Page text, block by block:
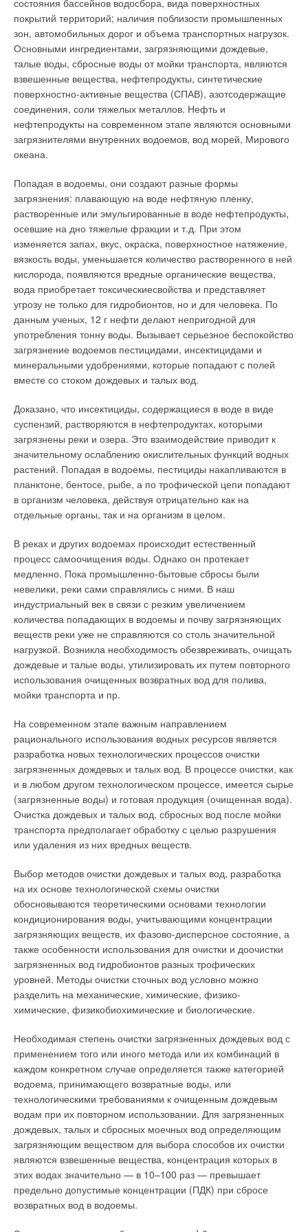
состояния бассейнов водосбора, вида поверхностных
покрытий территорий; наличия поблизости промышленных
зон, автомобильных дорог и объема транспортных нагрузок.
Основными ингредиентами, загрязняющими дождевые,
талые воды, сбросные воды от мойки транспорта, являются
взвешенные вещества, нефтепродукты, синтетические
поверхностно-активные вещества (СПАВ), азотсодержащие
соединения, соли тяжелых металлов. Нефть и
нефтепродукты на современном этапе являются основными
загрязнителями внутренних водоемов, вод морей, Мирового
океана.
Попадая в водоемы, они создают разные формы
загрязнения: плавающую на воде нефтяную пленку,
растворенные или эмульгированные в воде нефтепродукты,
осевшие на дно тяжелые фракции и т.д. При этом
изменяется запах, вкус, окраска, поверхностное натяжение,
вязкость воды, уменьшается количество растворенного в ней
кислорода, появляются вредные органические вещества,
вода приобретает токсическиесвойства и представляет
угрозу не только для гидробионтов, но и для человека. По
данным ученых, 12 г нефти делают непригодной для
употребления тонну воды. Вызывает серьезное беспокойство
загрязнение водоемов пестицидами, инсектицидами и
минеральными удобрениями, которые попадают с полей
вместе со стоком дождевых и талых вод.
Доказано, что инсектициды, содержащиеся в воде в виде
суспензий, растворяются в нефтепродуктах, которыми
загрязнены реки и озера. Это взаимодействие приводит к
значительному ослаблению окислительных функций водных
растений. Попадая в водоемы, пестициды накапливаются в
планктоне, бентосе, рыбе, а по трофической цепи попадают
в организм человека, действуя отрицательно как на
отдельные органы, так и на организм в целом.
В реках и других водоемах происходит естественный
процесс самоочищения воды. Однако он протекает
медленно. Пока промышленно-бытовые сбросы были
невелики, реки сами справлялись с ними. В наш
индустриальный век в связи с резким увеличением
количества попадающих в водоемы и почву загрязняющих
веществ реки уже не справляются со столь значительной
нагрузкой. Возникла необходимость обезвреживать, очищать
дождевые и талые воды, утилизировать их путем повторного
использования очищенных возвратных вод для полива,
мойки транспорта и пр.
На современном этапе важным направлением
рационального использования водных ресурсов является
разработка новых технологических процессов очистки
загрязненных дождевых и талых вод. В процессе очистки, как
и в любом другом технологическом процессе, имеется сырье
(загрязненные воды) и готовая продукция (очищенная вода).
Очистка дождевых и талых вод, сбросных вод после мойки
транспорта предполагает обработку с целью разрушения
или удаления из них вредных веществ.
Выбор методов очистки дождевых и талых вод, разработка
на их основе технологической схемы очистки
обосновываются теоретическими основами технологии
кондиционирования воды, учитывающими концентрации
загрязняющих веществ, их фазово-дисперсное состояние, а
также особенности использования для очистки и доочистки
загрязненных вод гидробионтов разных трофических
уровней. Методы очистки сточных вод условно можно
разделить на механические, химические, физико-
химические, физикобиохимические и биологические.
Необходимая степень очистки загрязненных дождевых вод с
применением того или иного метода или их комбинаций в
каждом конкретном случае определяется также категорией
водоема, принимающего возвратные воды, или
технологическими требованиями к очищенным дождевым
водам при их повторном использовании. Для загрязненных
дождевых, талых и сбросных моечных вод определяющим
загрязняющим веществом для выбора способов их очистки
являются взвешенные вещества, концентрация которых в
этих водах значительно — в 10–100 раз — превышает
предельно допустимые концентрации (ПДК) при сбросе
возвратных вод в водоемы.
сезона, холодом или теплом. Значительная часть работ по
климатизации АТЦ «Москва» выполнена компанией
«Аэропроф», которая предложила внедрение
энергоэффективной и долговечной системы
кондиционирования воздуха общей
холодопроизводительностью около 7 МВт.
В основе технического решения была использована
традиционная для торговых центров схема «чиллер–
центральный кондиционер–фанкойлы».
Миллион кубометров свежего воздуха
При расчете объемов подачи свежего воздуха в торговые
помещения АТЦ проектировщикам компании « Аэропроф
пришлось учитывать множество специфических
особенностей объекта. Значительную площадь торгового
центра занимают автомобили и автоаксессуары, при
продаже которых необходимо соблюдать ряд требований:
автомобили, прошедшие предпродажную подготовку,
подаются на этажи в торговые залы с помощью грузовых
лифтов, бензин из бензобаков автомобилей сливается,
транспортировка техники по этажам производится грузовыми
тележками.
Приточно-вытяжная система АТЦ «Москва» обеспечивают
подачу в торговые помещения, расположенные в главном
здании и в здании автостоянки, 20 м3/ч свежего воздуха на
человека, а в офисные помещения — около 60 м3/ч на
человека. Общая производительность приточно-вытяжных
установок составляет более миллиона кубических метров
воздуха в час. В системе вентиляции и кондиционирования
АТЦ «Москва» используются современные центральные
кондиционеры (приточно-вытяжные установки) фирмы
CARRIER (США).
Они размещены в вентиляционных камерах на крыше
здания автостоянки и связаны с обслуживаемыми
помещениями автогипермаркета посредством сетей
приточных и вытяжных воздуховодов. Построенная на базе
центральных кондиционеров приточно-вытяжная система с
небывалой для сооружений такого типа мощностью
характеризуется также гарантированной надежностью и
энергоэффективностью.
В зимний период воздух нагревается в калориферах
центральных кондиционеров, которые могут работать как в
режиме полной или частичной рециркуляции, так и в
стопроцентном прямоточном режиме, и рассчитаны на
компенсацию тепловыхпотерь помещений АТЦ в холодный
период года. Чтобы снизить энергопотребление,
центральные кондиционеры оборудованы рекуператорами
теплоты с промежуточным гликолевым контуром, которые
позволяют регенерировать до 40 % тепла, сбрасываемого в
окружающую среду с потоками вытяжного воздуха.
В каждой из установленных на объекте систем рекуперации
использованы два теплообменника: на вытяжке и притоке,
объединенные с помощью трубопроводов, циркуляционного
насоса и расширительного бака в единый контур,
заполненный этиленгликолем. В теплый период года
приточный воздух охлаждается в воздухоохладителях
центральных кондиционеров, которые укомплектованы
высокоэффективными фильтрами (G7), клапанами,
смесительными камерами, секциями для обслуживания и
другими элементами.
Благодаря двухэтажной компоновке центральных
кондиционеров CARRIER удалось разместить венткамеры на
относительно небольших площадях. Толщина панелей
корпусов центральных кондиционеров — 60 мм (а
нестандартных — 40–50 мм), что позволяет сократить
потери тепла и снизить уровень шума. Для увеличения
ресурса кондиционеров крепежные элементы фильтров,
теплообменных устройств выполнены из нержавеющей
стали.
Включение вентиляторов центральных кондиционеров
осуществляется только с помощью системы мягкого пуска,
что, по экспертным оценкам, увеличивает ресурс
электродвигателей на 50–100 %. Акустический комфорт для
покупателей АТЦ «Москва» гарантируют секции
расчетов может достигать 100% и более, поскольку условия
расчетов предполагают идеальное состояние трубопроводов
теплосетей. В утвержденных методиках расчета Qп этой
величине официально не дана качественная оценка (не
нормирована погрешность). 
Gп + Gгв + Gиh2 - hхв10-3 - третий член
уравнения (1) определяется теплоснабжающей организаций
расчетным путем по средним значениям Gп, Gгв, Gи, h2,
измеренных теплосчетчиком, и hхв, определенной по
за расчетный период. Эту составляющую уравнения
теплового баланса теплосчетчику измерять запрещают в
силу невозможности определения hхв на объекте
эксплуатации. В силу указанного третий член уравнения
также не имеет утвержденных качественных оценок (по
оценкам некоторых экспертов погрешность определения
указанного члена уравнениятеплового баланса достигает 10
%).
Есть также ряд ситуаций нештатной работы теплосчетчика,
когда расчеты отпущенного тепла за него проводит
теплоснабжающая организация, а именно:
❏расход теплоносителя находится за пределами диапазона
измерений теплосчетчика;
❏разность температур в прямом и обратном трубопроводе
меньше нормируемого предела измерений теплосчетчика и
т.д.
Таким образом, существующая методика определения
количества отпущенной тепловой энергии не позволяет дать
надежную оценку качества измерений, т.е. не определяет, с
какой погрешностью измерен потребленный продукт. В
отечественного и международного права.
Но, пожалуй, самым главным является то обстоятельство,
что указанный метод на самом деле не выгоден ни
потребителю, ни производителю тепловой энергии,
поскольку не позволяет им четко спрогнозировать результаты
своей хозяйственной деятельности.
Примечание. Представьте, что в магазине вам решили
продавать мясо по сухой массе. Сначала взвешивают его
целиком на весах. Потом вычитают вес костей,
обмера контуров выступающих частей. Затем вычитают
вес влаги, определенной как усредненная величина для
всей партии завезенного мяса. Нет сомнений, что в
такой магазин вы больше никогда не пойдете.
На примере двухканального теплосчетчика
проиллюстрируем суть предложения.
Основные положения:
❏тепловые потери Qп определяют экспериментальным
путем на основании утвержденной методики в соответствии с
предложенным ниже алгоритмом;
❏теплосодержание исходной воды учитывают в тарифе на
тепловую энергию.
Принципиальное аналитическое выражение для
определения тепловой энергии
Тепловые потери на участке от границы балансовой
принадлежности системы теплоснабжения потребителя до
его узла учета.
Определяются по результатам прямых измерений в
среднестатистических условиях на основании методики,
утвержденной в установленном порядке (см. рис. 1):
Принципиальные аналитические выражения по
определению количества потребленной теплоты при работе
теплосчетчика не в штатном режиме (см. рис. 1):
Действительный расход теплоносителя G1 = G2 = 0,0 м3/ч: